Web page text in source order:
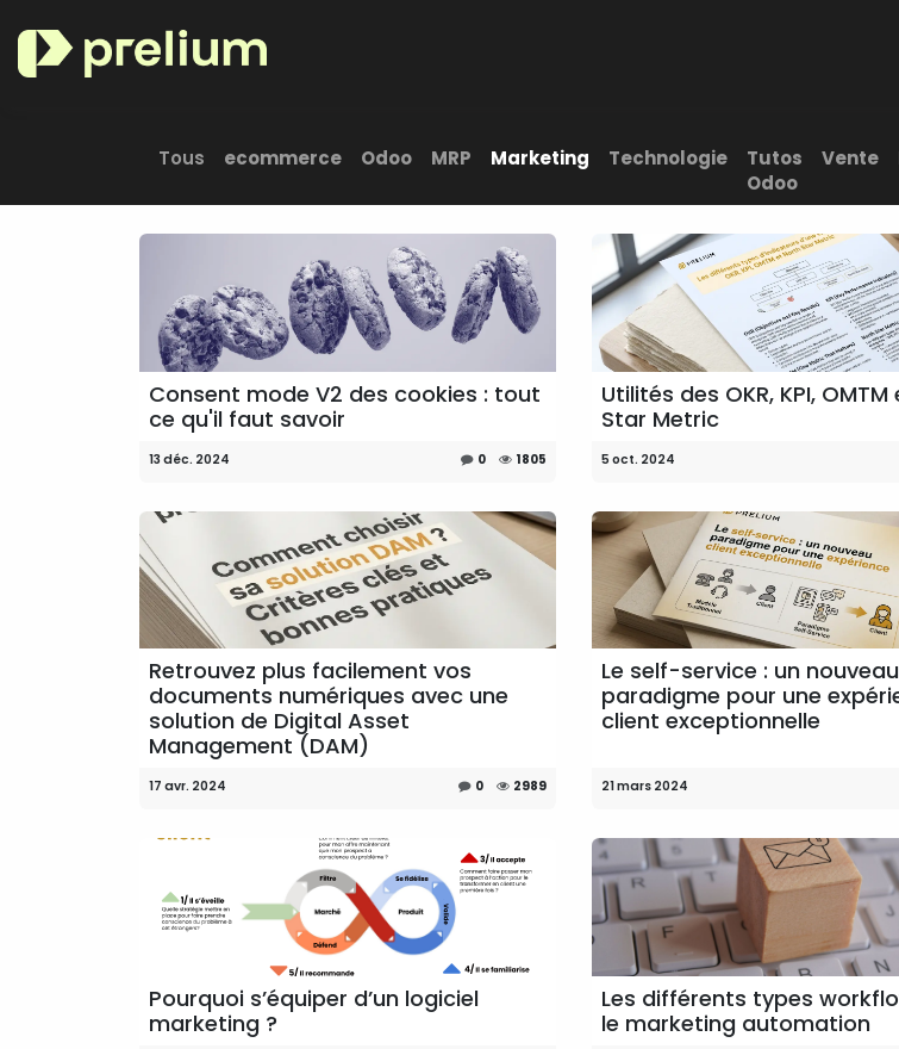
Tous ecommerce Odoo MRP Marketing Technologie
Tutos
Odoo
Vente
Consent mode V2 des cookies : tout
ce qu'il faut savoir
13 déc. 2024 0 1805
Utilités des OKR, KPI,
Star Metric
5 oct. 2024
Retrouvez plus facilement vos
documents numériques avec une
solution de Digital Asset
Management (DAM)
17 avr. 2024 0 2989
Le self-service : un nouveau
paradigme pour une
client exceptionnelle
21 mars 2024
Pourquoi s’équiper d’un logiciel
marketing ?
Les différents types
le marketing automation